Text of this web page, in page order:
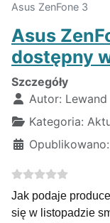
Asus ZenFone 3
Asus
dostępny
Szczegóły
Autor: Lewand
Kategoria:
Jak podaje
się w listopadzie